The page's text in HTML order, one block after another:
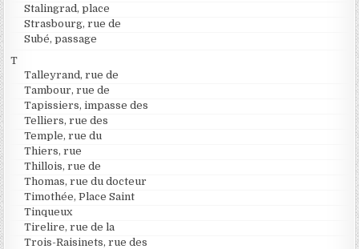
Stalingrad, place
Strasbourg, rue de
Subé, passage
T
Talleyrand, rue de
Tambour, rue de
Tapissiers, impasse des
Telliers, rue des
Temple, rue du
Thiers, rue
Thillois, rue de
Thomas, rue du docteur
Timothée, Place Saint
Tinqueux
Tirelire, rue de la
Trois-Raisinets, rue des